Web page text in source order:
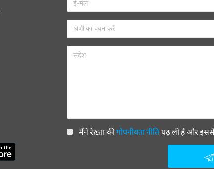
मैंने रेख़्ता कीगोपनीयता नीतिपढ़ ली है और